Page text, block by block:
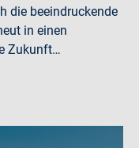
die beeindruckende
in einen
Zukunft…